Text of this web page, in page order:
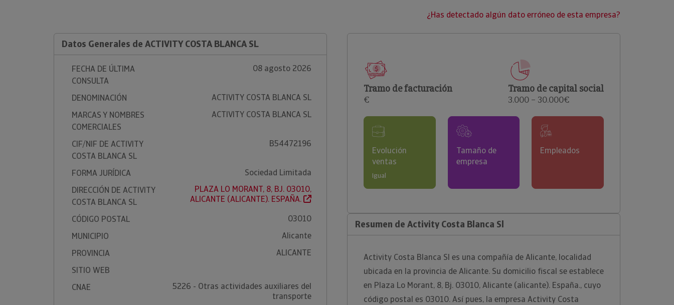
clientes.
¿Has detectado algún dato erróneo de esta empresa?
Datos Generales de ACTIVITY COSTA BLANCA SL
FECHA DE ÚLTIMA
CONSULTA
08 agosto 2026
DENOMINACIÓN
ACTIVITY COSTA BLANCA SL
MARCAS Y NOMBRES
COMERCIALES
ACTIVITY COSTA BLANCA SL
CIF/NIF DE ACTIVITY
COSTA BLANCA SL
B54472196
FORMA JURÍDICA
Sociedad Limitada
DIRECCIÓN DE ACTIVITY
COSTA BLANCA SL
PLAZA LO MORANT, 8, BJ. 03010,
ALICANTE (ALICANTE). ESPAÑA.
CÓDIGO POSTAL
03010
MUNICIPIO
Alicante
PROVINCIA
ALICANTE
SITIO WEB
CNAE
5226 - Otras actividades auxiliares del
transporte
Tramo de facturación
€
Tramo de capital social
3.000 – 30.000€
Evolución
ventas
Igual
Tamaño de
empresa
Empleados
Resumen de Activity Costa Blanca Sl
Activity Costa Blanca Sl es una compañía de Alicante, localidad
ubicada en la provincia de Alicante. Su domicilio fiscal se establece
en Plaza Lo Morant, 8, Bj. 03010, Alicante (alicante). España., cuyo
código postal es 03010. Así pues, la empresa Activity Costa